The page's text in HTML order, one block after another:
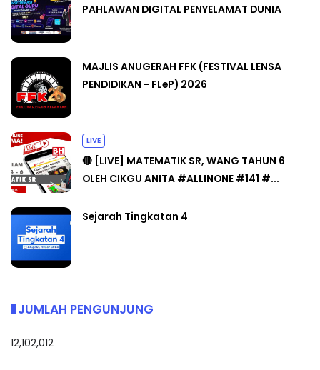
PAHLAWAN DIGITAL PENYELAMAT DUNIA
MAJLIS ANUGERAH FFK (FESTIVAL LENSA
PENDIDIKAN - FLeP) 2026
LIVE
🔴 [LIVE] MATEMATIK SR, WANG TAHUN 6
OLEH CIKGU ANITA #ALLINONE #141 #...
Sejarah Tingkatan 4
JUMLAH PENGUNJUNG
12,102,012